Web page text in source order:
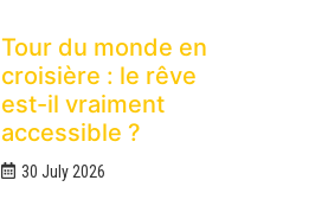
Tour du monde en
croisière : le rêve
est-il vraiment
accessible ?
30 July 2026